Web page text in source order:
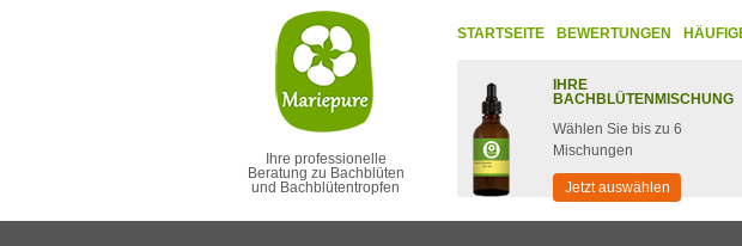
Ihre professionelle
Beratung zu Bachblüten
und Bachblütentropfen
STARTSEITE BEWERTUNGEN
IHRE
BACHBLÜTENMISCHUNG
Wählen Sie bis zu 6
Mischungen
Jetzt auswählen